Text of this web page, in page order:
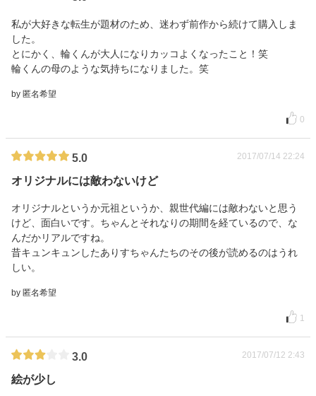
私が大好きな転生が題材のため、迷わず前作から続けて購入しま
した。
とにかく、輪くんが大人になりカッコよくなったこと！笑
輪くんの母のような気持ちになりました。笑
by 匿名希望
0
5.0 2017/07/14 22:24
オリジナルには敵わないけど
オリジナルというか元祖というか、親世代編には敵わないと思う
けど、面白いです。ちゃんとそれなりの期間を経ているので、な
んだかリアルですね。
昔キュンキュンしたありすちゃんたちのその後が読めるのはうれ
しい。
by 匿名希望
1
3.0 2017/07/12 2:43
絵が少し